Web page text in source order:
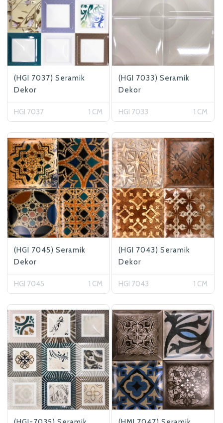
(HGI 7037) Seramik
Dekor
HGI 7037 1 CM
(HGI 7033) Seramik
Dekor
HGI 7033 1 CM
(HGI 7045) Seramik
Dekor
HGI 7045 1 CM
(HGI 7043) Seramik
Dekor
HGI 7043 1 CM